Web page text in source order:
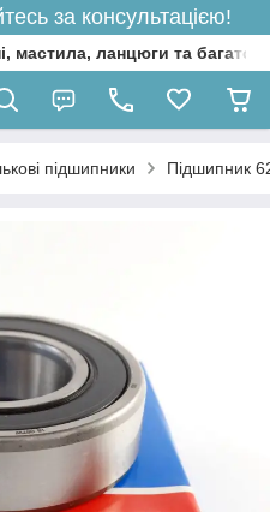
за консультацією!
мастила, ланцюги та багато
підшипники Підшипник